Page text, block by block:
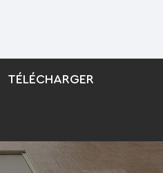
TÉLÉCHARGER